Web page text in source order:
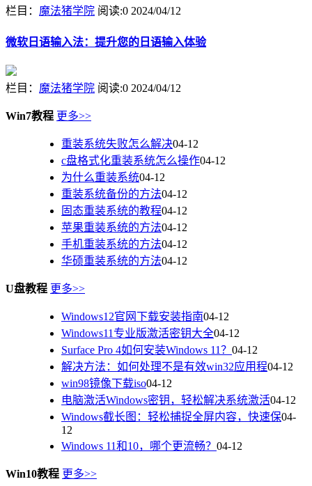
栏目： 魔法猪学院 阅读:0 2024/04/12
微软日语输入法：提升您的日语输入体验
栏目： 魔法猪学院 阅读:0 2024/04/12
Win7教程 更多>>
重装系统失败怎么解决04-12
c盘格式化重装系统怎么操作04-12
为什么重装系统04-12
重装系统备份的方法04-12
固态重装系统的教程04-12
苹果重装系统的方法04-12
手机重装系统的方法04-12
华硕重装系统的方法04-12
U盘教程 更多>>
Windows12官网下载安装指南04-12
Windows11专业版激活密钥大全04-12
Surface Pro 4如何安装Windows 11？ 04-12
解决方法：如何处理不是有效win32应用程04-12
win98镜像下载iso04-12
电脑激活Windows密钥，轻松解决系统激活04-12
Windows截长图：轻松捕捉全屏内容，快速保04-
12
Windows 11和10，哪个更流畅？ 04-12
Win10教程 更多>>